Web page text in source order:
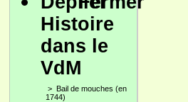
Histoire
dans le
VdM
> Bail de mouches (en
1744)